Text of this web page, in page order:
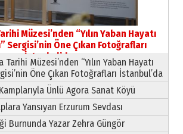
POLAT
Sebahattin Şirin’e
2026 Pazartesi
Müzesi’nden “Yılın Yaban Hayatı
Sergisi’nin Öne Çıkan Fotoğrafları
İstanbul’da
Müzesi’nden “Yılın Yaban Hayatı
Öne Çıkan Fotoğrafları İstanbul’da
Ünlü Agora Sanat Köyü
Yansıyan Erzurum Sevdası
Burnunda Yazar Zehra Güngör